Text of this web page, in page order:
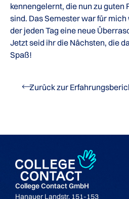
kennengelernt, die nun zu guten
sind. Das Semester war für
der jeden Tag eine neue
Jetzt seid ihr die Nächsten, die
Spaß!
Zurück zur
College Contact GmbH
Hanauer Landstr. 151-153